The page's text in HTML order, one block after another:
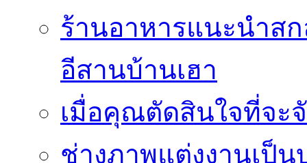
ร้านอาหารแนะนำส
อีสานบ้านเฮา
เมื่อคุณตัดสินใจที่จะ
ช่างภาพแต่งงานเป็